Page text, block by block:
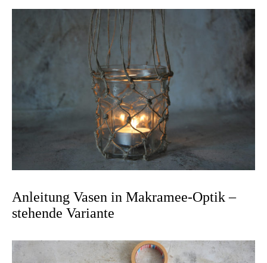
Anleitung Vasen in Makramee-Optik –
stehende Variante